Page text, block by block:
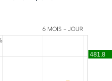
6 MOIS - JOUR